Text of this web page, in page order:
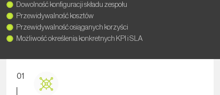
Dowolność konfiguracji składu zespołu
Przewidywalność kosztów
Przewidywalność osiąganych korzyści
Możliwość określenia konkretnych KPI i SLA
01